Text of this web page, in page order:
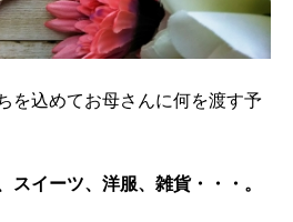
を込めてお母さんに何を渡す予
スイーツ、洋服、雑貨・・・。